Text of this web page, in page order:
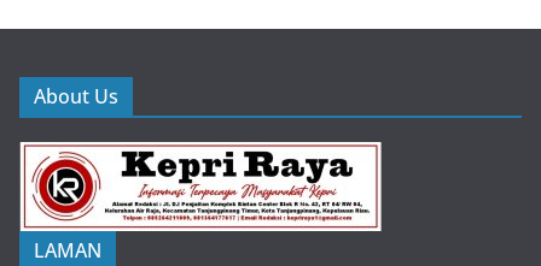
About Us
LAMAN